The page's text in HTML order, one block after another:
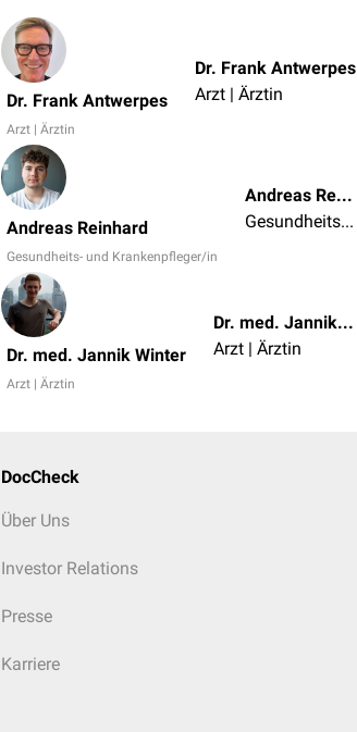
Dr. Frank Antwerpes
Arzt | Ärztin
Dr. Frank Antwerpes
Arzt | Ärztin
Andreas Reinhard
Gesundheits- und Krankenpfleger/in
Andreas Reinhard
Gesundheits- und Krankenpfleger/in
Dr. med. Jannik Winter
Arzt | Ärztin
Dr. med. Jannik Winter
Arzt | Ärztin
DocCheck
Über Uns
Investor Relations
Presse
Karriere